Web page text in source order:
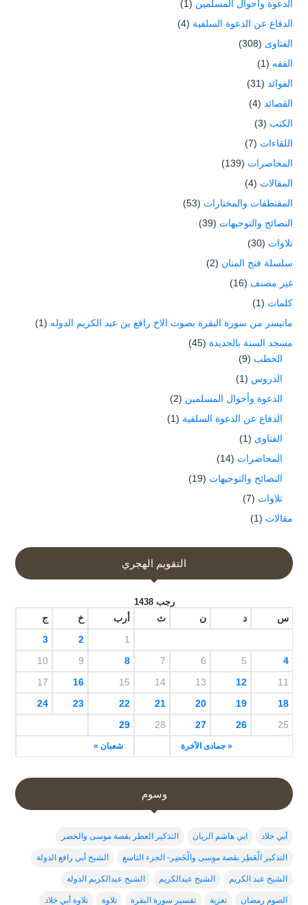
الدعوة وأحوال المسلمين (1)
الدفاع عن الدعوة السلفية (4)
الفتاوى (308)
الفقه (1)
الفوائد (31)
القصائد (4)
الكتب (3)
اللقاءات (7)
المحاضرات (139)
المقالات (4)
المقتطفات والمختارات (53)
النصائح والتوجيهات (39)
تلاوات (30)
سلسلة فتح المنان (2)
غير مصنف (16)
كلمات (1)
ماتيسر من سورة البقرة بصوت الاخ رافع بن عبد الكريم الدوله (1)
مسجد السنة بالحديدة (45)
الخطب (9)
الدروس (1)
الدعوة وأحوال المسلمين (2)
الدفاع عن الدعوة السلفية (1)
الفتاوى (1)
المحاضرات (14)
النصائح والتوجيهات (19)
تلاوات (7)
مقالات (1)
التقويم الهجري
رجب 1438
س د ن ث أرب خ ج
« جمادى الآخرة شعبان »
1
2
3
4
5
6
7
8
9
10
11
12
13
14
15
16
17
18
19
20
21
22
23
24
25
26
27
28
29
وسوم
أبي خلاد ابي هاشم الريان التذكير العطر بقصة موسى والخضر
التذكير الْعَطِر بقصة موسى والْخَضِر- الجزء التاسع الشيخ أبي رافع الدولة
الشيخ عبد الكريم الشيخ عبدالكريم الشيخ عبدالكريم الدولة
الصوم رمضان تعزية تفسير سورة البقرة تلاوة تلاوة أبي خلاد